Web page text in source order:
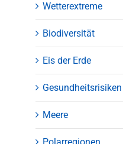
Wetterextreme
Biodiversität
Eis der Erde
Gesundheitsrisiken
Meere